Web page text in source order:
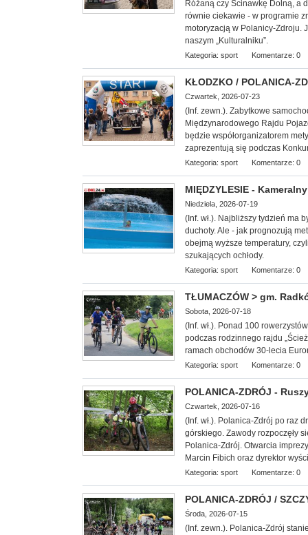
Różaną czy Ścinawkę Dolną, a
równie ciekawie - w programie
motoryzacją w Polanicy-Zdroju.
naszym „Kulturalniku”.
Kategoria: sport Komentarze: 0
KŁODZKO / POLANICA-
Czwartek, 2026-07-23
(Inf. zewn.). Zabytkowe
Międzynarodowego Rajdu
będzie współorganizatorem
zaprezentują się podczas
Kategoria: sport Komentarze: 0
MIĘDZYLESIE -
Niedziela, 2026-07-19
(Inf. wł.). Najbliższy tydzień ma
duchoty. Ale - jak prognozują
obejmą wyższe temperatury,
szukających ochłody.
Kategoria: sport Komentarze: 0
TŁUMACZÓW > gm.
Sobota, 2026-07-18
(Inf. wł.). Ponad 100
podczas rodzinnego rajdu
ramach obchodów 30-lecia
Kategoria: sport Komentarze: 0
POLANICA-ZDRÓJ -
Czwartek, 2026-07-16
(Inf. wł.). Polanica-Zdrój po raz
górskiego. Zawody rozpoczęły
Polanica-Zdrój. Otwarcia
Marcin Fibich oraz dyrektor
Kategoria: sport Komentarze: 0
POLANICA-ZDRÓJ /
Środa, 2026-07-15
(Inf. zewn.). Polanica-Zdrój